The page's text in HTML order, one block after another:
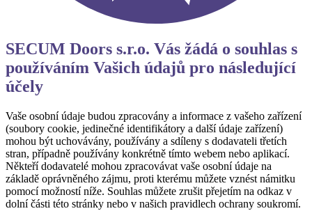
SECUM Doors s.r.o. Vás žádá o souhlas s
používáním Vašich údajů pro následující
účely
Vaše osobní údaje budou zpracovány a informace z vašeho zařízení
(soubory cookie, jedinečné identifikátory a další údaje zařízení)
mohou být uchovávány, používány a sdíleny s dodavateli třetích
stran, případně používány konkrétně tímto webem nebo aplikací.
Někteří dodavatelé mohou zpracovávat vaše osobní údaje na
základě oprávněného zájmu, proti kterému můžete vznést námitku
pomocí možností níže. Souhlas můžete zrušit přejetím na odkaz v
dolní části této stránky nebo v našich pravidlech ochrany soukromí.